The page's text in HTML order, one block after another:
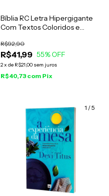
Bíblia RC Letra Hipergigante
Com Textos Coloridos e
Marrom Escuro
R$41,99
R$92,90
55% OFF
2x de R$21,00 sem juros
R$40,73 com Pix
1 /5